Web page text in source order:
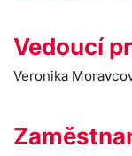
Vedoucí
Veronika